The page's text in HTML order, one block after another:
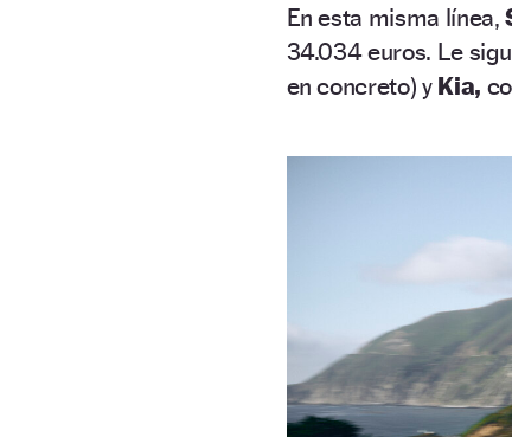
En esta misma línea,
34.034 euros. Le
en concreto) y Kia,